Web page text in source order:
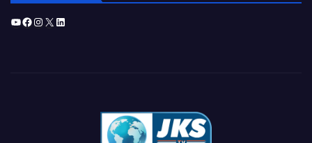
YouTube
Facebook
Instagram
X LinkedIn